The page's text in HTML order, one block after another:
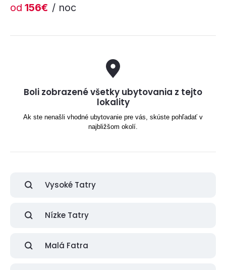
od 156€ / noc
Boli zobrazené všetky ubytovania z tejto
lokality
Ak ste nenašli vhodné ubytovanie pre vás, skúste pohľadať v
najbližšom okolí.
Vysoké Tatry
Nízke Tatry
Malá Fatra